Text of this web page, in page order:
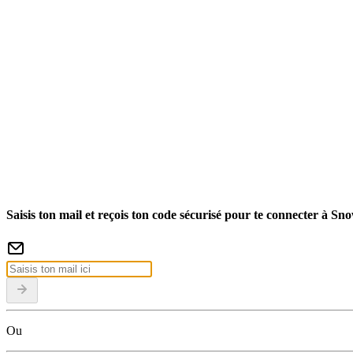
Saisis ton mail et reçois ton code sécurisé pour te connecter à
Ou